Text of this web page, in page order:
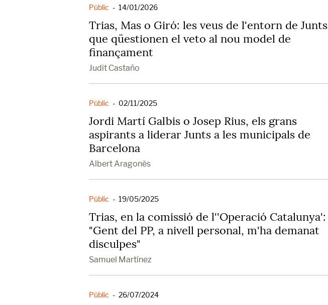
Públic - 14/01/2026
Trias, Mas o Giró: les veus de l'entorn de Junts
que qüestionen el veto al nou model de
finançament
Judit Castaño
Públic - 02/11/2025
Jordi Martí Galbis o Josep Rius, els grans
aspirants a liderar Junts a les municipals de
Barcelona
Albert Aragonès
Públic - 19/05/2025
Trias, en la comissió de l''Operació Catalunya':
"Gent del PP, a nivell personal, m'ha demanat
disculpes"
Samuel Martínez
Públic - 26/07/2024